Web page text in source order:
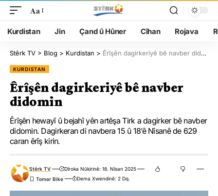
Aa
Kurdistan Jin Çand û Hûner Cîhan Rojava
Stêrk TV > Blog > Kurdistan > Êrîşên dagirkeriyê bê navber didomin
KURDISTAN
Êrîşên dagirkeriyê bê navber
didomin
Êrîşên hewayî û bejahî yên artêşa Tirk a dagirker bê navber
didomin. Dagirkeran di navbera 15 û 18’ê Nîsanê de 629
caran êrîş kirin.
Stêrk TV
Dîroka Nûkirinê: 18. Nîsan 2025
Dema Xwendinê: 2 Dq.